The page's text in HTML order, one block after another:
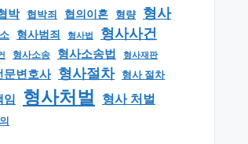
박 협박죄 협의이혼 형량 형사
형사범죄 형사법 형사사건
형사소송 형사소송법 형사재판
문변호사 형사절차 형사 절차
임 형사처벌 형사 처벌